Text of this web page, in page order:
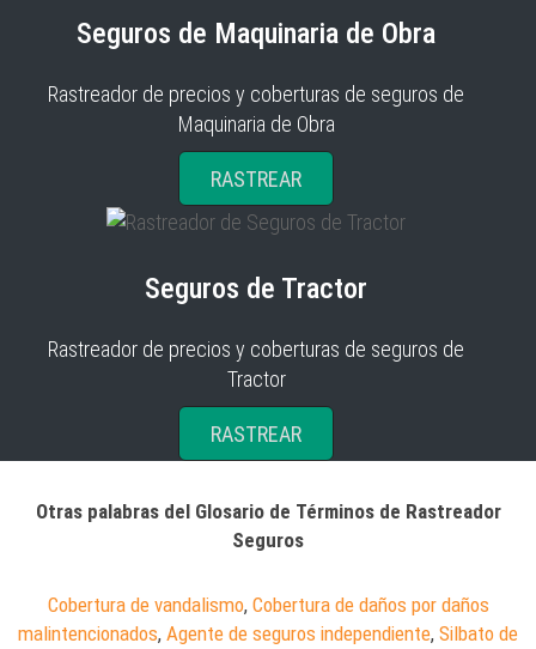
Seguros de Maquinaria de Obra
Rastreador de precios y coberturas de seguros de
Maquinaria de Obra
RASTREAR
Seguros de Tractor
Rastreador de precios y coberturas de seguros de
Tractor
RASTREAR
Otras palabras del Glosario de Términos de Rastreador
Seguros
Cobertura de vandalismo, Cobertura de daños por daños
malintencionados, Agente de seguros independiente, Silbato de